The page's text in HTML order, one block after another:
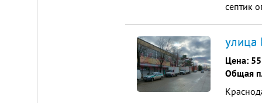
септик
улица
Цена:
Общая